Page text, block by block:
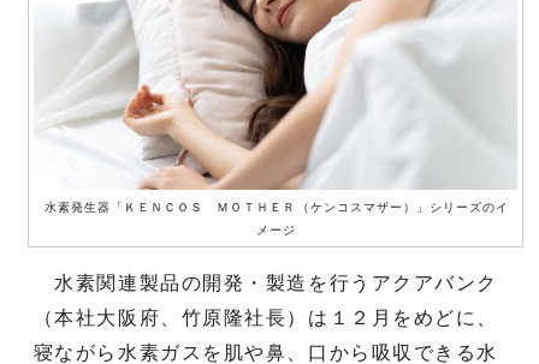
水素発生器「ＫＥＮＣＯＳ ＭＯＴＨＥＲ（ケンコスマザー）」シリーズのイ
メージ
水素関連製品の開発・製造を行うアクアバンク
（本社大阪府、竹原隆社長）は１２月をめどに、
寝ながら水素ガスを肌や鼻、口から吸収できる水